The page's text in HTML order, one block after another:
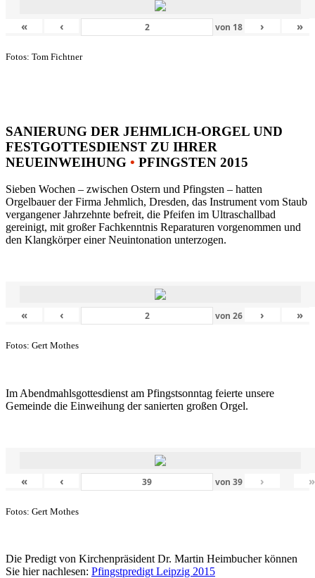
« ‹ von 18 › »
Fotos: Tom Fichtner
SANIERUNG DER JEHMLICH-ORGEL UND
FESTGOTTESDIENST ZU IHRER
NEUEINWEIHUNG • PFINGSTEN 2015
Sieben Wochen – zwischen Ostern und Pfingsten – hatten
Orgelbauer der Firma Jehmlich, Dresden, das Instrument vom Staub
vergangener Jahrzehnte befreit, die Pfeifen im Ultraschallbad
gereinigt, mit großer Fachkenntnis Reparaturen vorgenommen und
den Klangkörper einer Neuintonation unterzogen.
« ‹ von26 › »
Fotos: Gert Mothes
Im Abendmahlsgottesdienst am Pfingstsonntag feierte unsere
Gemeinde die Einweihung der sanierten großen Orgel.
« ‹ von39 › »
Fotos: Gert Mothes
Die Predigt von Kirchenpräsident Dr. Martin Heimbucher können
Sie hier nachlesen: Pfingstpredigt Leipzig 2015